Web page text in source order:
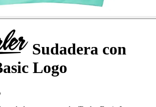
Sudadera con
Logo